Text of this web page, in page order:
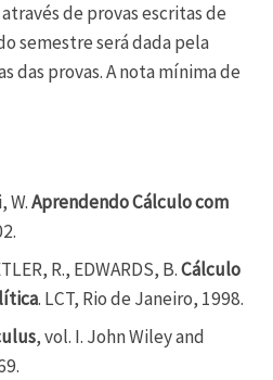
de provas escritas de
semestre será dada pela
das provas. A nota mínima de
W.Aprendendo Cálculo com
R., EDWARDS, B.Cálculo
. LCT, Rio de Janeiro, 1998.
, vol. I. John Wiley and